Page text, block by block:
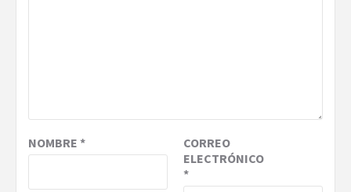
NOMBRE *
CORREO
ELECTRÓNICO
*